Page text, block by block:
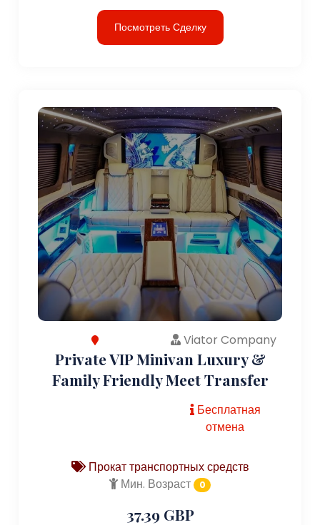
Посмотреть Сделку
Viator Company
Private VIP Minivan Luxury &
Family Friendly Meet Transfer
Бесплатная
отмена
Прокат транспортных средств
Мин. Возраст
0
37.39 GBP